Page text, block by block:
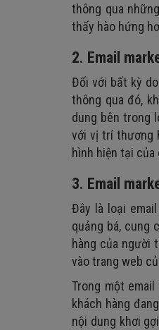
thông qua
thấy hào hứng
2. Email
Đối với bất kỳ
thông qua đó,
dung bên trong
với vị trí thương
hình hiện tại của
3. Email
Đây là loại
quảng bá, cung
hàng của người
vào trang web
Trong một
khách hàng
nội dung khơi